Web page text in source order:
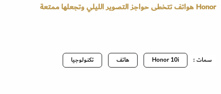
Honor هواتف تتخطى حواجز التصوير الليلي وتجعلها ممتعة
سمات : Honor 10i هاتف تكنولوجيا